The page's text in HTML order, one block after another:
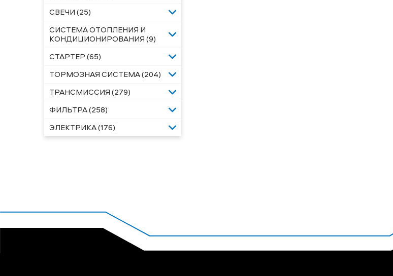
СВЕЧИ (25)
СИСТЕМА ОТОПЛЕНИЯ И
КОНДИЦИОНИРОВАНИЯ (9)
СТАРТЕР (65)
ТОРМОЗНАЯ СИСТЕМА (204)
ТРАНСМИССИЯ (279)
ФИЛЬТРА (258)
ЭЛЕКТРИКА (176)